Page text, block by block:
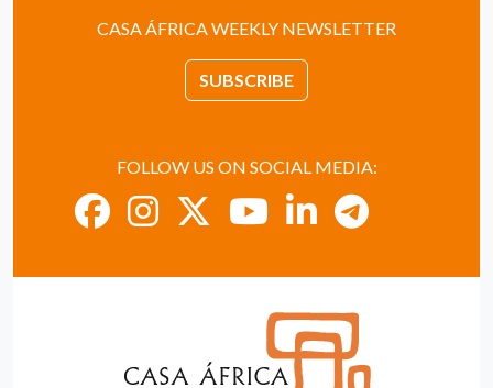
CASA ÁFRICA WEEKLY NEWSLETTER
SUBSCRIBE
FOLLOW US ON SOCIAL MEDIA: